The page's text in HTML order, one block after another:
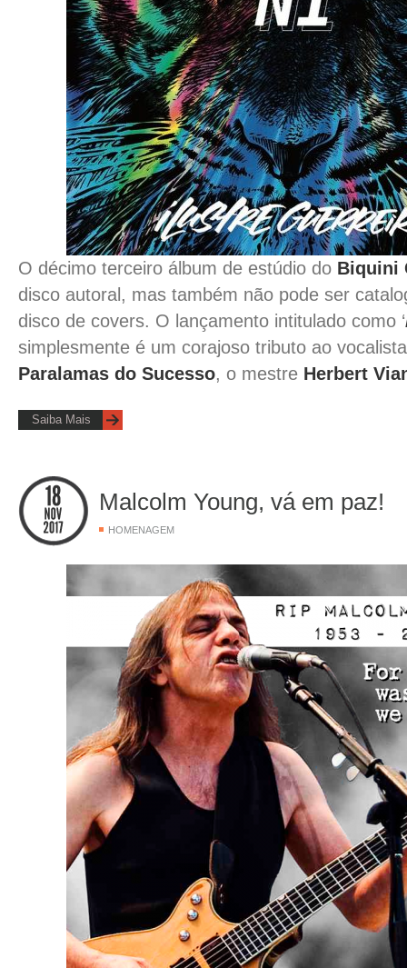
O décimo terceiro álbum de estúdio do Biquini
disco autoral, mas também não pode ser
disco de covers. O lançamento intitulado como ‘
simplesmente é um corajoso tributo ao
Paralamas do Sucesso, o mestre Herbert
Saiba Mais
Malcolm Young, vá em paz!
HOMENAGEM